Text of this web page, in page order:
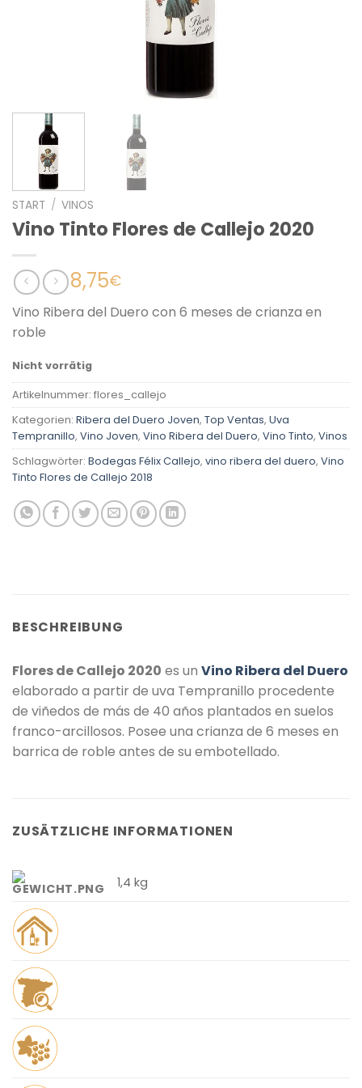
START / VINOS
Vino Tinto Flores de Callejo 2020
8,75€
Vino Ribera del Duero con 6 meses de crianza en
roble
Nicht vorrätig
Artikelnummer: flores_callejo
Kategorien: Ribera del Duero Joven, Top Ventas, Uva
Tempranillo, Vino Joven, Vino Ribera del Duero, Vino Tinto, Vinos
Schlagwörter: Bodegas Félix Callejo, vino ribera del duero, Vino
Tinto Flores de Callejo 2018
BESCHREIBUNG
Flores de Callejo 2020 es un Vino Ribera del Duero
elaborado a partir de uva Tempranillo procedente
de viñedos de más de 40 años plantados en suelos
franco-arcillosos. Posee una crianza de 6 meses en
barrica de roble antes de su embotellado.
ZUSÄTZLICHE INFORMATIONEN
1,4 kg